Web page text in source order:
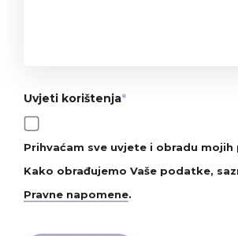
Uvjeti korištenja*
Prihvaćam sve uvjete i obradu
Kako obrađujemo Vaše podatke,
Pravne napomene.